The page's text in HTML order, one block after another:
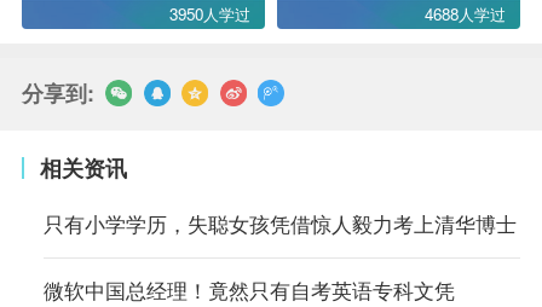
3950人学过 4688人学过
分享到:
相关资讯
只有小学学历，失聪女孩凭借惊人毅力考上清华博士
微软中国总经理！竟然只有自考英语专科文凭